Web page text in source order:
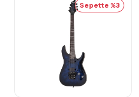
Sepette %3